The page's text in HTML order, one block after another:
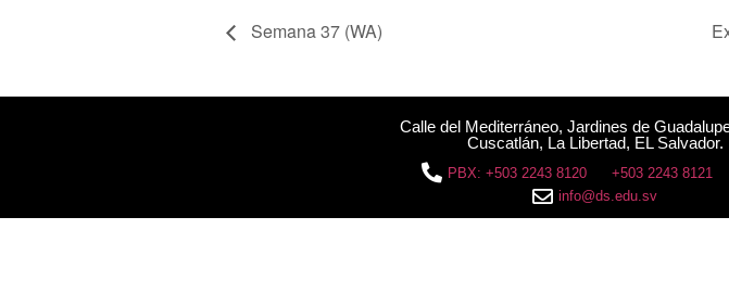
Semana 37 (WA)
Calle del Mediterráneo, Jardines de
Cuscatlán, La Libertad, EL Salvador.
PBX: +503 2243 8120
+503 2243 8121
info@ds.edu.sv